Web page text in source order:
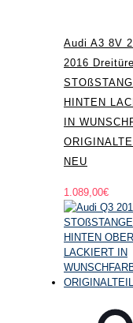
Audi A3 8V
2016
HINTEN
IN
NEU
1.089,00€